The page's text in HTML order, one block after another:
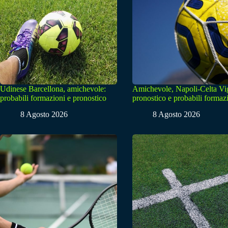
Udinese Barcellona, amichevole:
probabili formazioni e pronostico
8 Agosto 2026
Amichevole, Napoli-Celta
pronostico e probabili
8 Agosto 2026